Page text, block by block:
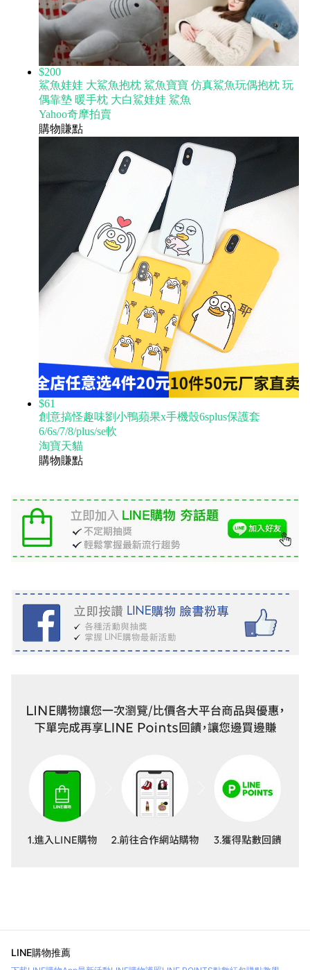
$200
鯊魚娃娃 大鯊魚抱枕 鯊魚寶寶 仿真鯊魚玩偶抱枕 玩
偶靠墊 暖手枕 大白鯊娃娃 鯊魚
Yahoo奇摩拍賣
購物賺點
$61
創意搞怪趣味劉小鴨蘋果x手機殼6splus保護套
6/6s/7/8/plus/se軟
淘寶天貓
購物賺點
LINE購物推薦